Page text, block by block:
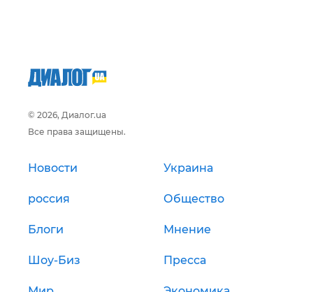
© 2026, Диалог.ua
Все права защищены.
Новости Украина
россия Общество
Блоги Мнение
Шоу-Биз Пресса